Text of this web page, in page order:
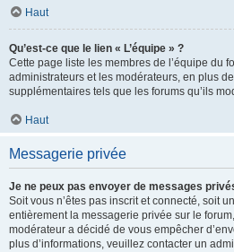
Haut
Qu’est-ce que le lien « L’équipe » ?
Cette page liste les membres de l’équipe du
administrateurs et les modérateurs, en plus
supplémentaires tels que les forums qu’ils
Haut
Messagerie privée
Je ne peux pas envoyer de messages
Soit vous n’êtes pas inscrit et connecté, soit
entièrement la messagerie privée sur le
modérateur a décidé de vous empêcher
plus d’informations, veuillez contacter un